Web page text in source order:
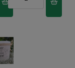
H&L
met
band
Blauw